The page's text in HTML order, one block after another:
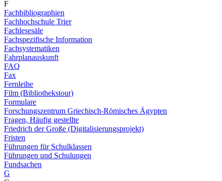
F
Fachbibliographien
Fachhochschule Trier
Fachlesesäle
Fachspezifische Information
Fachsystematiken
Fahrplanauskunft
FAQ
Fax
Fernleihe
Film (Bibliothekstour)
Formulare
Forschungszentrum Griechisch-Römisches Ägypten
Fragen, Häufig gestellte
Friedrich der Große (Digitalisierungsprojekt)
Fristen
Führungen für Schulklassen
Führungen und Schulungen
Fundsachen
G